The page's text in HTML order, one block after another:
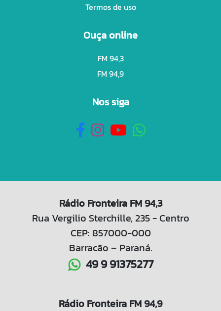
Termos de uso
Ouça online
FM 94,3
FM 94,9
Nos siga
Rádio Fronteira FM 94,3
Rua Vergilio Sterchille, 235 - Centro
CEP: 857000-000
Barracão – Paraná.
49 9 91375277
Rádio Fronteira FM 94,9